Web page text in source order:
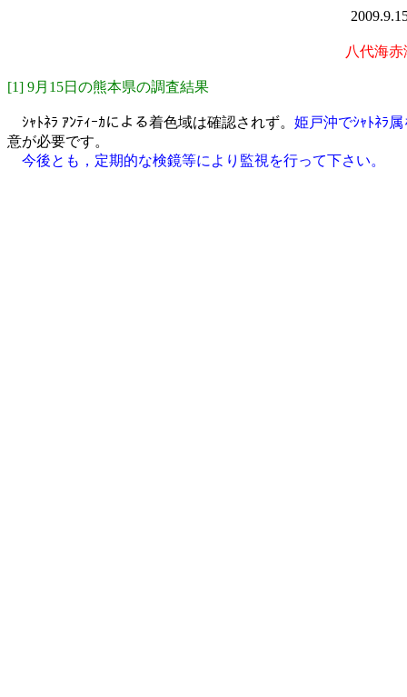
八代海
[1] 9月15日の熊本県の調査結果
ｼｬﾄﾈﾗ ｱﾝﾃｨｰｶによる着色域は確認されず。 姫戸沖でｼｬﾄﾈﾗ属
意が必要です。
今後とも，定期的な検鏡等により監視を行って下さい。